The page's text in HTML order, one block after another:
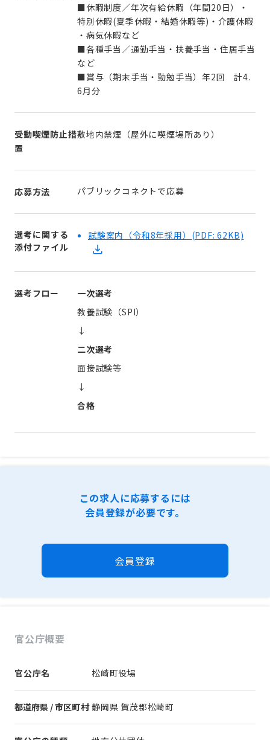
■休暇制度／年次有給休暇（年間20日）・
特別休暇(夏季休暇・結婚休暇等)・介護休暇
・病気休暇など
■各種手当／通勤手当・扶養手当・住居手当
など
■賞与（期末手当・勤勉手当）年2回 計4.
6月分
受動喫煙防止措
置
敷地内禁煙（屋外に喫煙場所あり）
応募方法 パブリックコネクトで応募
選考に関する
添付ファイル
試験案内（令和8年採用） (PDF: 62KB)
選考フロー
一次選考
教養試験（SPI）
↓
二次選考
面接試験等
↓
合格
この求人に応募するには
会員登録が必要です。
会員登録
官公庁概要
官公庁名 松崎町役場
都道府県 / 市区町村 静岡県 賀茂郡松崎町